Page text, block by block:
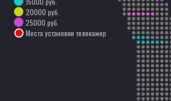
20000 руб.
25000 руб.
Места установки телекамер